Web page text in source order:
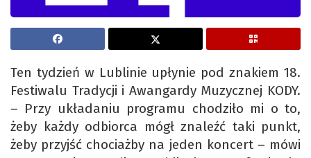
Ten tydzień w Lublinie upłynie pod znakiem 18.
Festiwalu Tradycji i Awangardy Muzycznej KODY.
– Przy układaniu programu chodziło mi o to,
żeby każdy odbiorca mógł znaleźć taki punkt,
żeby przyjść chociażby na jeden koncert – mówi